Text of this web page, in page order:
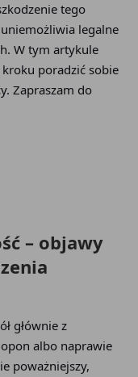
tego
legalne
W tym artykule
poradzić sobie
Zapraszam do
– objawy
głównie z
albo naprawie
poważniejszy,